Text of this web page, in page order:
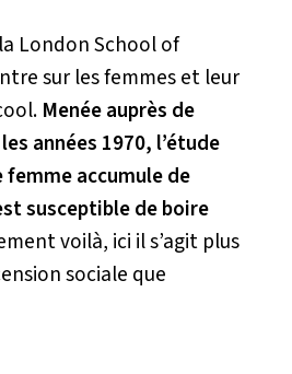
London School of
sur les femmes et leur
Menée auprès de
années 1970, l’étude
femme accumule de
susceptible de boire
voilà, ici il s’agit plus
sociale que